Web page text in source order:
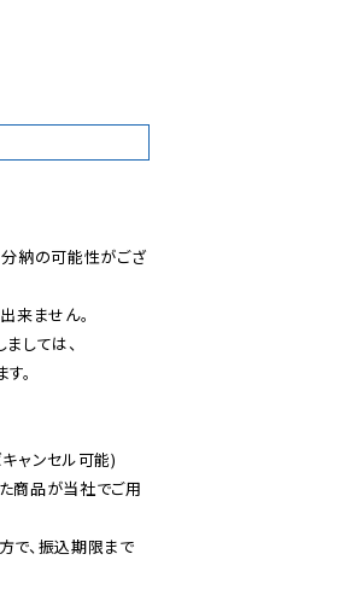
分納の可能性がござ
来ません。
しては、
。
ャンセル可能)
商品が当社でご用
で、振込期限まで